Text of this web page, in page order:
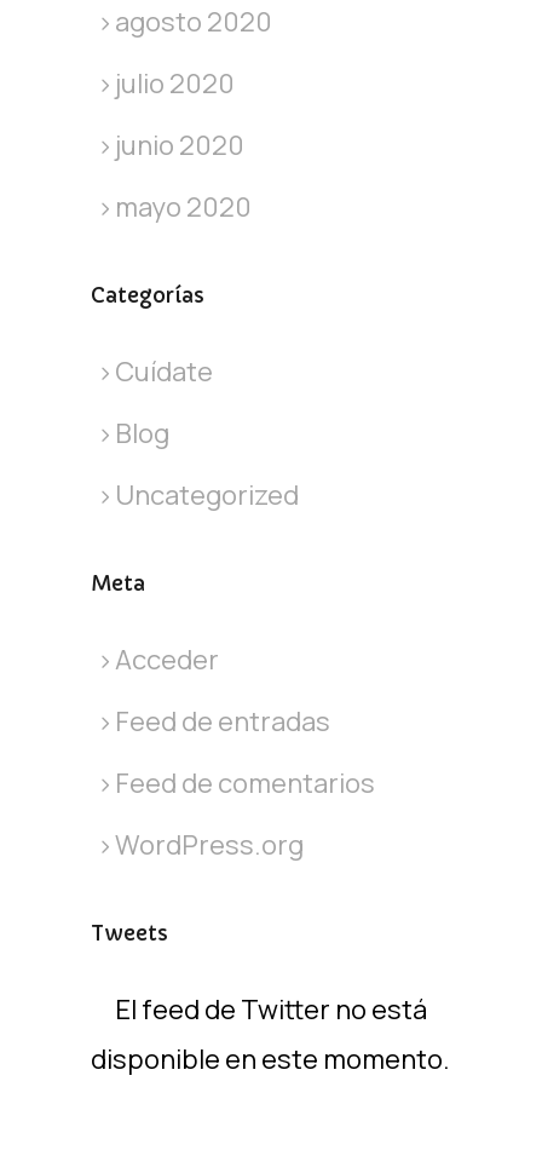
agosto 2020
julio 2020
junio 2020
mayo 2020
Categorías
Cuídate
Blog
Uncategorized
Meta
Acceder
Feed de entradas
Feed de comentarios
WordPress.org
Tweets
El feed de Twitter no está
disponible en este momento.